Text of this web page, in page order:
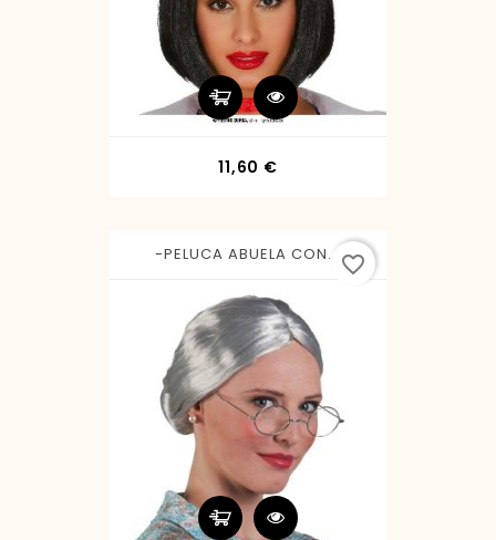
11,60 €
-PELUCA ABUELA CON... favorite_border